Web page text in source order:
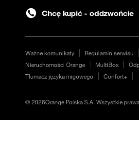
Chcę kupić - oddzwońcie
Ważne komunikaty Regulamin serwisu
Nieruchomości Orange
MultiBox
Tłumacz języka migowego
Confort+
©2026Orange Polska S.A. Wszystkie